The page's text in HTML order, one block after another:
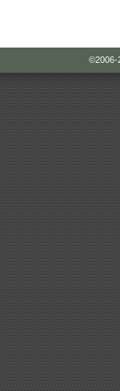
©2006-